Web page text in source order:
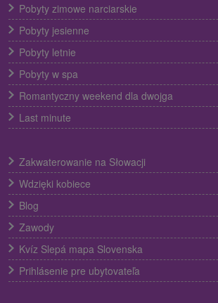
Pobyty zimowe narciarskie
Pobyty jesienne
Pobyty letnie
Pobyty w spa
Romantyczny weekend dla dwojga
Last minute
Zakwaterowanie na Słowacji
Wdzięki kobiece
Blog
Zawody
Kvíz Slepá mapa Slovenska
Prihlásenie pre ubytovateľa